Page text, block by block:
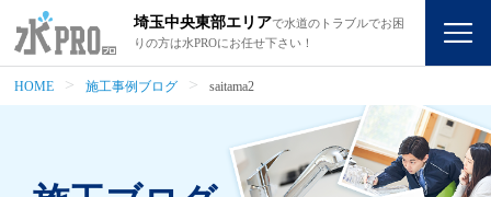
埼玉中央東部エリアで水道のトラブルでお困
りの方は水PROにお任せ下さい！
HOME 施工事例ブログ saitama2